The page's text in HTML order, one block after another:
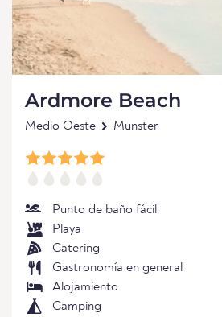
Ardmore Beach
Medio Oeste Munster
Punto de baño fácil
Playa
Catering
Gastronomía en general
Alojamiento
Camping